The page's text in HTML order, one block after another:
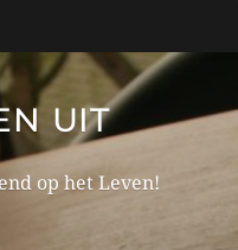
UIT
op het Leven!